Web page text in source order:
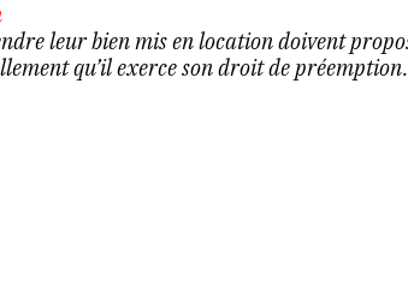
leur bien mis en location doivent
qu’il exerce son droit de préemption.